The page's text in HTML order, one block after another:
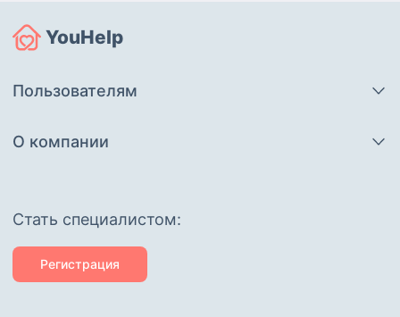
YouHelp
Пользователям
О компании
Cтать специалистом:
Регистрация